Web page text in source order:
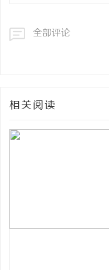
全部评论
相关阅读